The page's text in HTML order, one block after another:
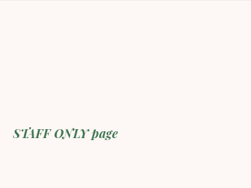
STAFF ONLY page